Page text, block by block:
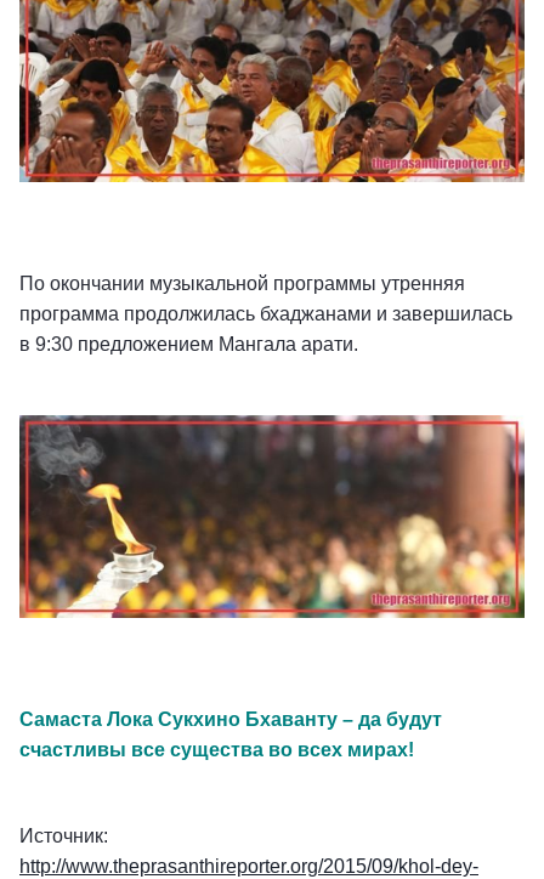
По окончании музыкальной программы утренняя
программа продолжилась бхаджанами и завершилась
в 9:30 предложением Мангала арати.
Самаста Лока Сукхино Бхаванту – да будут
счастливы все существа во всех мирах!
Источник:
http://www.theprasanthireporter.org/2015/09/khol-dey-